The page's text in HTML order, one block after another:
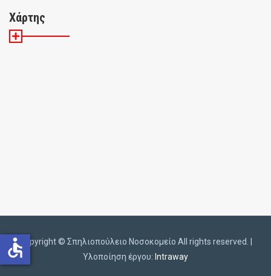
Χάρτης
Copyright ©️ Σπηλιοπούλειο Νοσοκομείο All rights reserved. |
Υλοποίηση έργου: Intraway
accessible